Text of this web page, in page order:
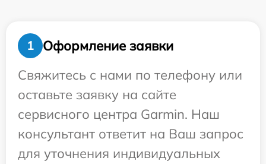
1
Оформление заявки
Свяжитесь с нами по телефону или
оставьте заявку на сайте
сервисного центра Garmin. Наш
консультант ответит на Ваш запрос
для уточнения индивидуальных